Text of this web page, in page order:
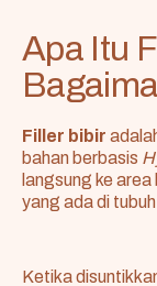
Apa Itu
Filler bibir
bahan berbasis
langsung ke area
yang ada di
Ketika